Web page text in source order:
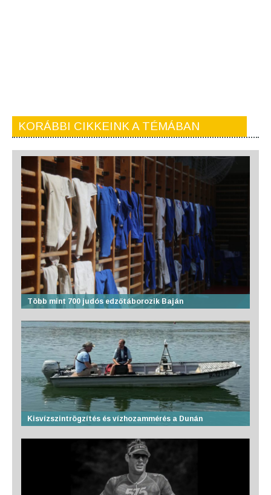
KORÁBBI CIKKEINK A TÉMÁBAN
Több mint 700 judós edzőtáborozik Baján
Kisvízszintrögzítés és vízhozammérés a Dunán